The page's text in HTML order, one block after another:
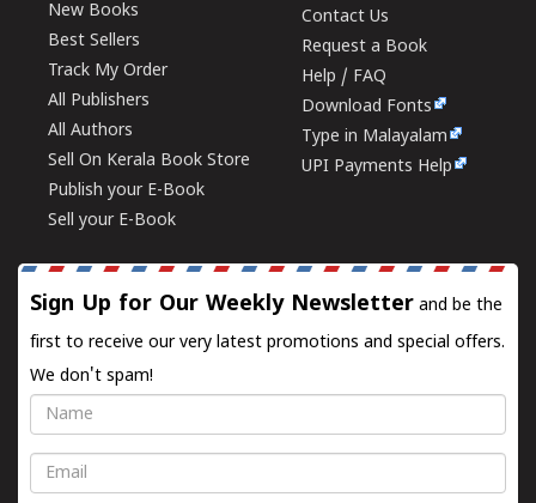
New Books
Best Sellers
Track My Order
All Publishers
All Authors
Sell On Kerala Book Store
Publish your E-Book
Sell your E-Book
Contact Us
Request a Book
Help / FAQ
Download Fonts
Type in Malayalam
UPI Payments Help
Sign Up for Our Weekly Newsletter and be the
first to receive our very latest promotions and special offers.
We don't spam!
Name
Email